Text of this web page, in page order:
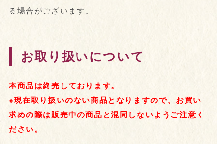
る場合がございます。
お取り扱いについて
本商品は終売しております。
※現在取り扱いのない商品となりますので、お買い
求めの際は販売中の商品と混同しないようご注意く
ださい。